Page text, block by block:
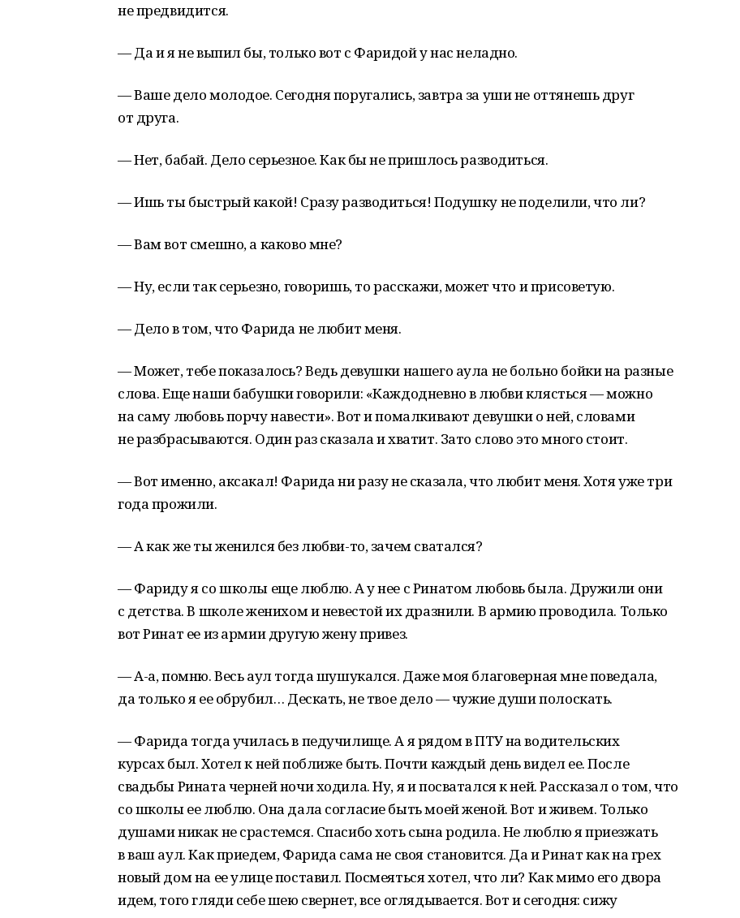
не предвидится.
— Да и я не выпил бы, только вот с Фаридой у нас неладно.
— Ваше дело молодое. Сегодня поругались, завтра за уши не оттянешь друг
от друга.
— Нет, бабай. Дело серьезное. Как бы не пришлось разводиться.
— Ишь ты быстрый какой! Сразу разводиться! Подушку не поделили, что ли?
— Вам вот смешно, а каково мне?
— Ну, если так серьезно, говоришь, то расскажи, может что и присоветую.
— Дело в том, что Фарида не любит меня.
— Может, тебе показалось? Ведь девушки нашего аула не больно бойки на разные
слова. Еще наши бабушки говорили: «Каждодневно в любви клясться — можно
на саму любовь порчу навести». Вот и помалкивают девушки о ней, словами
не разбрасываются. Один раз сказала и хватит. Зато слово это много стоит.
— Вот именно, аксакал! Фарида ни разу не сказала, что любит меня. Хотя уже три
года прожили.
— А как же ты женился без любви-то, зачем сватался?
— Фариду я со школы еще люблю. А у нее с Ринатом любовь была. Дружили они
с детства. В школе женихом и невестой их дразнили. В армию проводила. Только
вот Ринат ее из армии другую жену привез.
— А-а, помню. Весь аул тогда шушукался. Даже моя благоверная мне поведала,
да только я ее обрубил… Дескать, не твое дело — чужие души полоскать.
— Фарида тогда училась в педучилище. А я рядом в ПТУ на водительских
курсах был. Хотел к ней поближе быть. Почти каждый день видел ее. После
свадьбы Рината черней ночи ходила. Ну, я и посватался к ней. Рассказал о том, что
со школы ее люблю. Она дала согласие быть моей женой. Вот и живем. Только
душами никак не срастемся. Спасибо хоть сына родила. Не люблю я приезжать
в ваш аул. Как приедем, Фарида сама не своя становится. Да и Ринат как на грех
новый дом на ее улице поставил. Посмеяться хотел, что ли? Как мимо его двора
идем, того гляди себе шею свернет, все оглядывается. Вот и сегодня: сижу